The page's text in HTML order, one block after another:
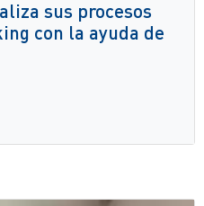
sus procesos
con la ayuda de